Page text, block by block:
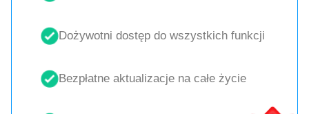
Dożywotni dostęp do wszystkich funkcji
Bezpłatne aktualizacje na całe życie